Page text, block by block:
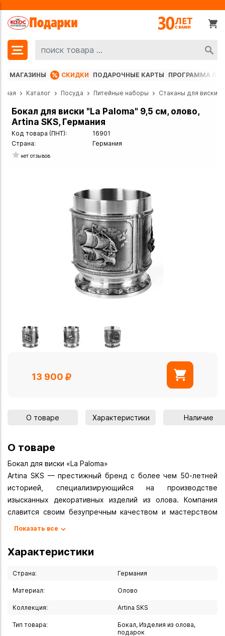
МАГАЗИНЫ СКИДКИ ПОДАРОЧНЫЕ КАРТЫ ПРОГРАММА
Каталог Посуда Питейные наборы Стаканы для виски
Бокал для виски "La Paloma" 9,5 см, олово,
Artina SKS, Германия
Код товара (ПНТ):
16901
Страна:
Германия
нет отзывов
13 900
О товаре Характеристики Наличие
О товаре
Бокал для виски «La Paloma»
Artina SKS — престижный бренд с более чем 50-летней
историей, специализирующийся на производстве
изысканных декоративных изделий из олова. Компания
славится своим безупречным качеством и мастерством
Характеристики изделия
Высота: 9,5 см
Материал: высококачественное олово
Особенности производства
Ручная работа потомственных мастеров
Премиальное качество материалов
Тщательная проработка деталей
Показать все
Характеристики
Страна: Германия
Материал: Олово
Коллекция: Artina SKS
Тип товара:
Бокал, Изделия из олова,
подарок